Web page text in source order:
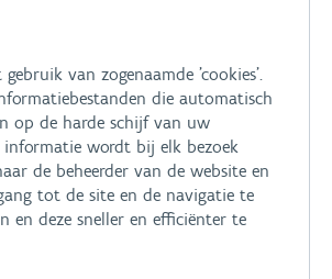
gebruik van zogenaamde 'cookies'.
die automatisch
op de harde schijf van uw
informatie wordt bij elk bezoek
de beheerder van de website en
tot de site en de navigatie te
en deze sneller en efficiënter te